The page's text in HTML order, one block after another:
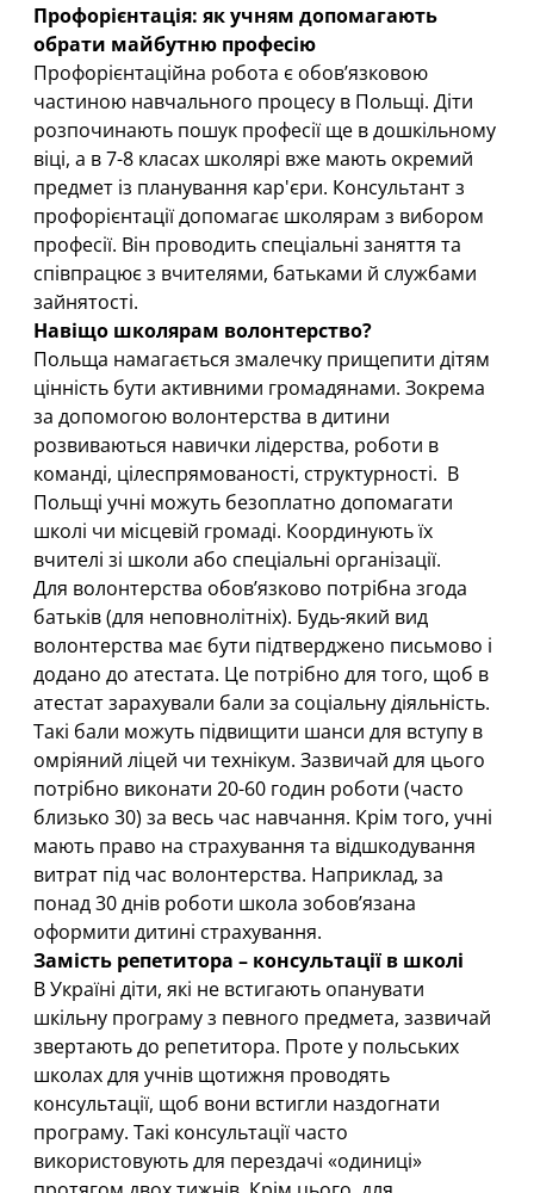
Профорієнтація: як учням допомагають
обрати майбутню професію
Профорієнтаційна робота є обов’язковою
частиною навчального процесу в Польщі. Діти
розпочинають пошук професії ще в дошкільному
віці, а в 7-8 класах школярі вже мають окремий
предмет із планування кар'єри. Консультант з
профорієнтації допомагає школярам з вибором
професії. Він проводить спеціальні заняття та
співпрацює з вчителями, батьками й службами
зайнятості.
Навіщо школярам волонтерство?
Польща намагається змалечку прищепити дітям
цінність бути активними громадянами. Зокрема
за допомогою волонтерства в дитини
розвиваються навички лідерства, роботи в
команді, цілеспрямованості, структурності. В
Польщі учні можуть безоплатно допомагати
школі чи місцевій громаді. Координують їх
вчителі зі школи або спеціальні організації.
Для волонтерства обов’язково потрібна згода
батьків (для неповнолітніх). Будь-який вид
волонтерства має бути підтверджено письмово і
додано до атестата. Це потрібно для того, щоб в
атестат зарахували бали за соціальну діяльність.
Такі бали можуть підвищити шанси для вступу в
омріяний ліцей чи технікум. Зазвичай для цього
потрібно виконати 20-60 годин роботи (часто
близько 30) за весь час навчання. Крім того, учні
мають право на страхування та відшкодування
витрат під час волонтерства. Наприклад, за
понад 30 днів роботи школа зобов’язана
оформити дитині страхування.
Замість репетитора – консультації в школі
В Україні діти, які не встигають опанувати
шкільну програму з певного предмета, зазвичай
звертають до репетитора. Проте у польських
школах для учнів щотижня проводять
консультації, щоб вони встигли наздогнати
програму. Такі консультації часто
використовують для перездачі «одиниці»